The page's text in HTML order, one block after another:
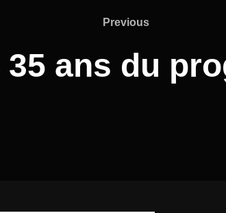
Previous
ans du